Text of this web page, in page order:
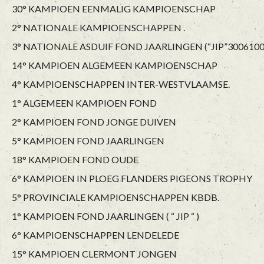
30° KAMPIOEN EENMALIG KAMPIOENSCHAP
2° NATIONALE KAMPIOENSCHAPPEN .
3° NATIONALE ASDUIF FOND JAARLINGEN
14° KAMPIOEN ALGEMEEN KAMPIOENSCHAP
4° KAMPIOENSCHAPPEN INTER-WESTVLAAMSE.
1° ALGEMEEN KAMPIOEN FOND
2° KAMPIOEN FOND JONGE DUIVEN
5° KAMPIOEN FOND JAARLINGEN
18° KAMPIOEN FOND OUDE
6° KAMPIOEN IN PLOEG FLANDERS PIGEONS TROPHY
5° PROVINCIALE KAMPIOENSCHAPPEN KBDB.
1° KAMPIOEN FOND JAARLINGEN ( “ JIP “ )
6° KAMPIOENSCHAPPEN LENDELEDE
15° KAMPIOEN CLERMONT JONGEN